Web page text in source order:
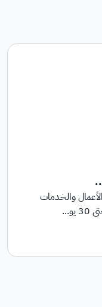
والخدمات